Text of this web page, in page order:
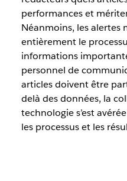
performances et
Néanmoins, les alertes
entièrement le
informations
personnel de
articles doivent être
delà des données, la
technologie s’est
les processus et les